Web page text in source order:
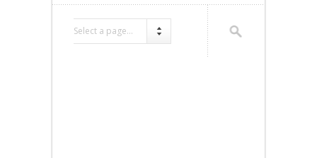
Select a page...